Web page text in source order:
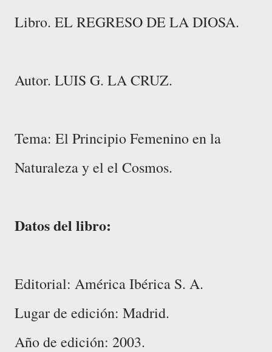
Libro. EL REGRESO DE LA DIOSA.
Autor. LUIS G. LA CRUZ.
Tema: El Principio Femenino en la
Naturaleza y el el Cosmos.
Datos del libro:
Editorial: América Ibérica S. A.
Lugar de edición: Madrid.
Año de edición: 2003.